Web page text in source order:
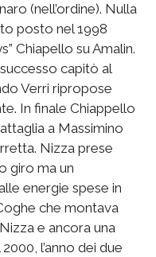
(nell’ordine). Nulla
posto nel 1998
Chiapello su Amalin.
capitò al
Verri ripropose
In finale Chiappello
a Massimino
Nizza prese
giro ma un
energie spese in
che montava
e ancora una
l’anno dei due